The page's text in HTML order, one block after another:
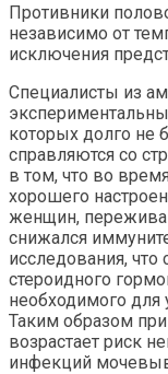
Противники
независимо от
исключения
Специалисты из
которых долго не
справляются со
в том, что во
хорошего
женщин,
снижался
исследования, что
стероидного
необходимого
Таким образом
возрастает риск
инфекций